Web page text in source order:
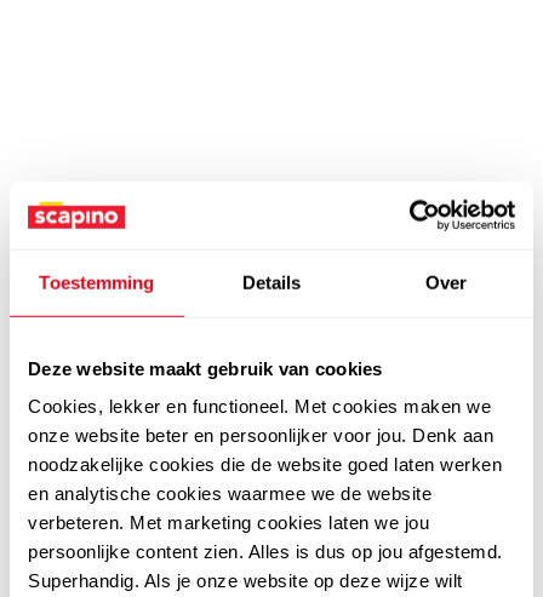
Toestemming Details Over
Deze website maakt gebruik van cookies
Cookies, lekker en functioneel. Met cookies maken we
onze website beter en persoonlijker voor jou. Denk aan
noodzakelijke cookies die de website goed laten werken
en analytische cookies waarmee we de website
verbeteren. Met marketing cookies laten we jou
persoonlijke content zien. Alles is dus op jou afgestemd.
Superhandig. Als je onze website op deze wijze wilt